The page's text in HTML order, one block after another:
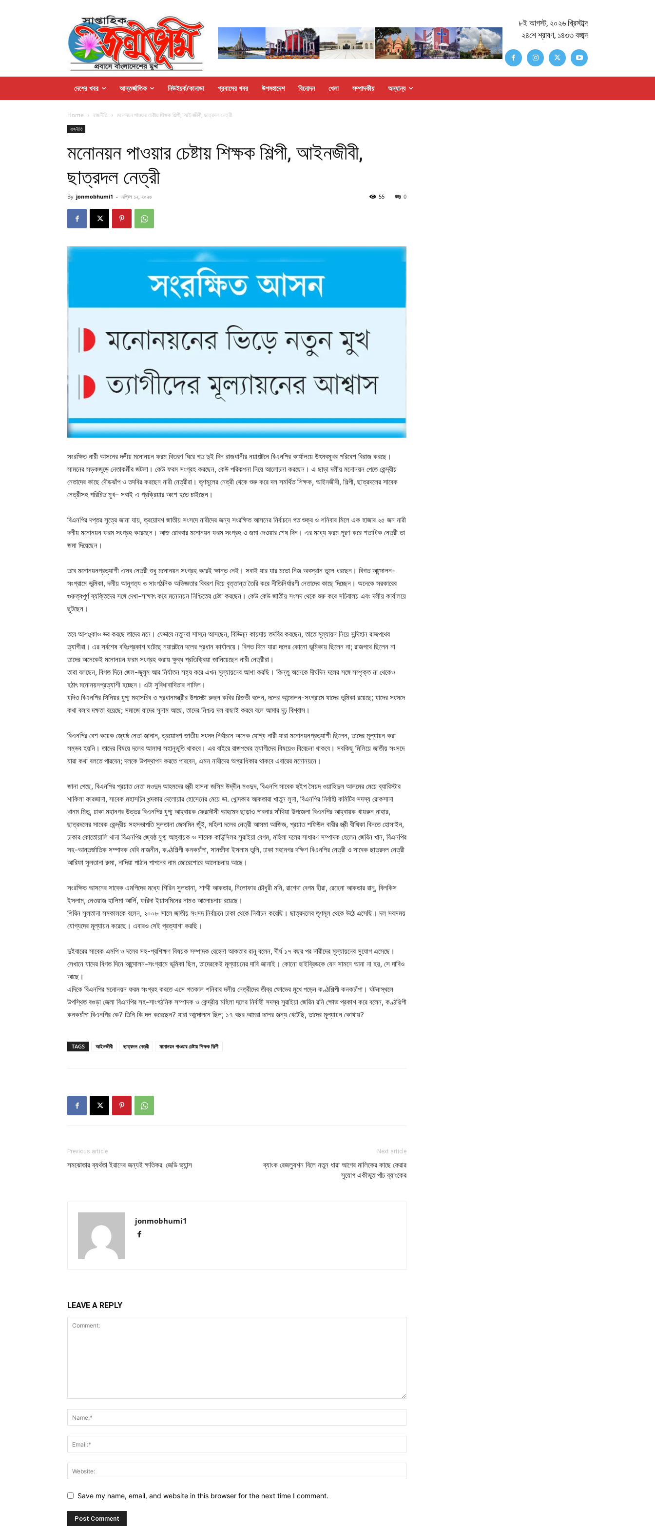
৮ই আগস্ট, ২০২৬ খ্রিস্টাব্দ
২৪শে শ্রাবণ, ১৪৩৩ বঙ্গাব্দ
দেশের খবর আন্তর্জাতিক নিউইয়র্ক/কানাডা প্রবাসের খবর উপমহাদেশ বিনোদন খেলা সম্পাদকীয় অন্যান্য
Home রাজনীতি মনোনয়ন পাওয়ার চেষ্টায় শিক্ষক শিল্পী, আইনজীবী, ছাত্রদল নেত্রী
রাজনীতি
মনোনয়ন পাওয়ার চেষ্টায় শিক্ষক শিল্পী, আইনজীবী,
ছাত্রদল নেত্রী
By jonmobhumi1 - এপ্রিল ১২, ২০২৬ 0
55
সংরক্ষিত নারী আসনের দলীয় মনোনয়ন ফরম বিতরণ ঘিরে গত দুই দিন রাজধানীর নয়াপল্টনে বিএনপির কার্যালয়ে উৎসবমুখর পরিবেশ বিরাজ করছে।
সামনের সড়কজুড়ে নেতাকর্মীর জটলা। কেউ ফরম সংগ্রহ করছেন, কেউ পরিকল্পনা নিয়ে আলোচনা করছেন। এ ছাড়া দলীয় মনোনয়ন পেতে কেন্দ্রীয়
নেতাদের কাছে দৌড়ঝাঁপ ও তদবির করছেন নারী নেত্রীরা। তৃণমূলের নেত্রী থেকে শুরু করে দল সমর্থিত শিক্ষক, আইনজীবী, শিল্পী, ছাত্রদলের সাবেক
নেত্রীসহ পরিচিত মুখ– সবাই এ প্রক্রিয়ার অংশ হতে চাইছেন।
বিএনপির দপ্তর সূত্রে জানা যায়, ত্রয়োদশ জাতীয় সংসদে নারীদের জন্য সংরক্ষিত আসনের নির্বাচনে গত শুক্র ও শনিবার মিলে এক হাজার ২৫ জন নারী
দলীয় মনোনয়ন ফরম সংগ্রহ করেছেন। আজ রোববার মনোনয়ন ফরম সংগ্রহ ও জমা দেওয়ার শেষ দিন। এর মধ্যে ফরম পূরণ করে শতাধিক নেত্রী তা
জমা দিয়েছেন।
তবে মনোনয়নপ্রত্যাশী এসব নেত্রী শুধু মনোনয়ন সংগ্রহ করেই ক্ষান্ত নেই। সবাই যার যার মতো নিজ অবস্থান তুলে ধরছেন। বিগত আন্দোলন-
সংগ্রামে ভূমিকা, দলীয় আনুগত্য ও সাংগঠনিক অভিজ্ঞতার বিবরণ দিয়ে বৃত্তান্ত তৈরি করে নীতিনির্ধারণী নেতাদের কাছে দিচ্ছেন। অনেকে সরকারের
গুরুত্বপূর্ণ ব্যক্তিদের সঙ্গে দেখা-সাক্ষাৎ করে মনোনয়ন নিশ্চিতের চেষ্টা করছেন। কেউ কেউ জাতীয় সংসদ থেকে শুরু করে সচিবালয় এবং দলীয় কার্যালয়ে
ছুটছেন।
তবে আশঙ্কাও ভর করছে তাদের মনে। যেভাবে নতুনরা সামনে আসছেন, বিভিন্ন কায়দায় তদবির করছেন, তাতে মূল্যায়ন নিয়ে সন্দিহান রাজপথের
ত্যাগীরা। এর সর্বশেষ বহিঃপ্রকাশ ঘটেছে নয়াপল্টনে দলের প্রধান কার্যালয়ে। বিগত দিনে যারা দলের কোনো ভূমিকায় ছিলেন না; রাজপথে ছিলেন না
তাদের অনেকেই মনোনয়ন ফরম সংগ্রহ করায় ক্ষুব্ধ প্রতিক্রিয়া জানিয়েছেন নারী নেত্রীরা।
তারা বলছেন, বিগত দিনে জেল-জুলুম আর নির্যাতন সহ্য করে এখন মূল্যায়নের আশা করছি। কিন্তু অনেকে দীর্ঘদিন দলের সঙ্গে সম্পৃক্ত না থেকেও
হঠাৎ মনোনয়নপ্রত্যাশী হচ্ছেন। এটা সুবিধাবাদিতার শামিল।
যদিও বিএনপির সিনিয়র যুগ্ম মহাসচিব ও প্রধানমন্ত্রীর উপদেষ্টা রুহুল কবির রিজভী বলেন, দলের আন্দোলন-সংগ্রামে যাদের ভূমিকা রয়েছে; যাদের সংসদে
কথা বলার দক্ষতা রয়েছে; সমাজে যাদের সুনাম আছে, তাদের নিশ্চয় দল বাছাই করবে বলে আমার দৃঢ় বিশ্বাস।
বিএনপির বেশ কয়েক জ্যেষ্ঠ নেতা জানান, ত্রয়োদশ জাতীয় সংসদ নির্বাচনে অনেক যোগ্য নারী যারা মনোনয়নপ্রত্যাশী ছিলেন, তাদের মূল্যায়ন করা
সম্ভব হয়নি। তাদের বিষয়ে দলের আলাদা সহানুভূতি থাকবে। এর বাইরে রাজপথের ত্যাগীদের বিষয়েও বিবেচনা থাকবে। সবকিছু মিলিয়ে জাতীয় সংসদে
যারা কথা বলতে পারবেন; দলকে উপস্থাপন করতে পারবেন, এমন নারীদের অগ্রাধিকার থাকবে এবারের মনোনয়নে।
জানা গেছে, বিএনপির প্রয়াত নেতা মওদুদ আহমদের স্ত্রী হাসনা জসিম উদ্‌দীন মওদুদ, বিএনপি সাবেক হুইপ সৈয়দ ওয়াহিদুল আলমের মেয়ে ব্যারিস্টার
শাকিলা ফারজানা, সাবেক মহাসচিব খন্দকার দেলোয়ার হোসেনের মেয়ে ডা. খোন্দকার আকতারা খাতুন লুনা, বিএনপির নির্বাহী কমিটির সদস্য রোকসানা
খানম মিতু, ঢাকা মহানগর উত্তর বিএনপির যুগ্ম আহ্বায়ক ফেরদৌসী আহমেদ ছাড়াও পাবনার সাঁথিয়া উপজেলা বিএনপির আহ্বায়ক খায়রুন নাহার,
ছাত্রদলের সাবেক কেন্দ্রীয় সহসভাপতি সুলতানা জেসমিন জুঁই, মহিলা দলের নেত্রী আসমা আজিজ, প্রয়াত শফিউল বারীর স্ত্রী বীথিকা বিনতে হোসাইন,
ঢাকার কোতোয়ালি থানা বিএনপির জ্যেষ্ঠ যুগ্ম আহ্বায়ক ও সাবেক কাউন্সিলর সুরাইয়া বেগম, মহিলা দলের সাধারণ সম্পাদক হেলেন জেরিন খান, বিএনপির
সহ-আন্তর্জাতিক সম্পাদক বেবি নাজনীন, কণ্ঠশিল্পী কনকচাঁপা, সানজীদা ইসলাম তুলি, ঢাকা মহানগর দক্ষিণ বিএনপির নেত্রী ও সাবেক ছাত্রদল নেত্রী
আরিফা সুলতানা রুমা, নাদিয়া পাঠান পাপনের নাম জোরেশোরে আলোচনায় আছে।
সংরক্ষিত আসনের সাবেক এমপিদের মধ্যে শিরিন সুলতানা, শাম্মী আকতার, নিলোফার চৌধুরী মনি, রাশেদা বেগম হীরা, রেহেনা আকতার রানু, বিলকিস
ইসলাম, নেওয়াজ হালিমা আর্লি, ফরিদা ইয়াসমিনের নামও আলোচনায় রয়েছে।
শিরিন সুলতানা সমকালকে বলেন, ২০০৮ সালে জাতীয় সংসদ নির্বাচনে ঢাকা থেকে নির্বাচন করেছি। ছাত্রদলের তৃণমূল থেকে উঠে এসেছি। দল সবসময়
যোগ্যদের মূল্যায়ন করেছে। এবারও সেই প্রত্যাশা করছি।
দুইবারের সাবেক এমপি ও দলের সহ-প্রশিক্ষণ বিষয়ক সম্পাদক রেহেনা আকতার রানু বলেন, দীর্ঘ ১৭ বছর পর নারীদের মূল্যায়নের সুযোগ এসেছে।
সেখানে যাদের বিগত দিনে আন্দোলন-সংগ্রামে ভূমিকা ছিল, তাদেরকেই মূল্যায়নের দাবি জানাই। কোনো হাইব্রিডকে যেন সামনে আনা না হয়, সে দাবিও
আছে।
এদিকে বিএনপির মনোনয়ন ফরম সংগ্রহ করতে এসে গতকাল শনিবার দলীয় নেত্রীদের তীব্র ক্ষোভের মুখে পড়েন কণ্ঠশিল্পী কনকচাঁপা। ঘটনাস্থলে
উপস্থিত বগুড়া জেলা বিএনপির সহ-সাংগঠনিক সম্পাদক ও কেন্দ্রীয় মহিলা দলের নির্বাহী সদস্য সুরাইয়া জেরিন রনি ক্ষোভ প্রকাশ করে বলেন, কণ্ঠশিল্পী
কনকচাঁপা বিএনপির কে? তিনি কি দল করেছেন? যারা আন্দোলনে ছিল; ১৭ বছর আমরা দলের জন্য খেটেছি, তাদের মূল্যায়ন কোথায়?
TAGS আইনজীবী ছাত্রদল নেত্রী মনোনয়ন পাওয়ার চেষ্টায় শিক্ষক শিল্পী
Previous article
সমঝোতার ব্যর্থতা ইরানের জন্যই ক্ষতিকর: জেডি ভ্যান্স
Next article
ব্যাংক রেজল্যুশন বিলে নতুন ধারা আগের মালিকের কাছে ফেরার
সুযোগ একীভূত পাঁচ ব্যাংকের
jonmobhumi1
LEAVE A REPLY
Save my name, email, and website in this browser for the next time I comment.